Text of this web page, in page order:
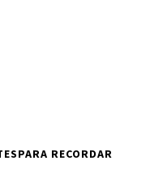
PARA RECORDAR